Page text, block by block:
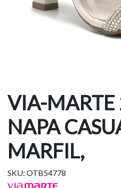
VIA-
NAPA
MARFIL,
SKU: OTB54778